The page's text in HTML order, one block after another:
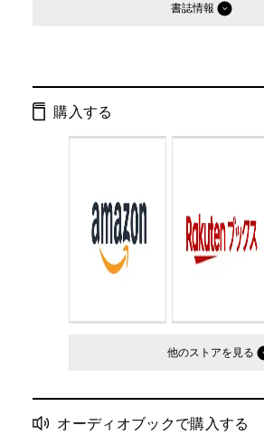
書誌情報
ページ数：
判型： 文庫判
購入する
他のストア
オーディオブックで購入する